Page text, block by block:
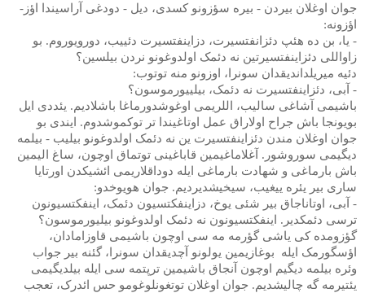
جوان اوغلان بیردن - بیره سؤزونو کسدی، دیل - دودغی آراسیندا اؤز-
اؤزونه:
- یا، بن ده هئپ دئزانفتسیرت، دزاینفتسیرت دئییب، دورویوروم. بو
زاواللی دئزاینفتسیرتین نه دئمک اولدوغونو نردن بیلسین؟
دئیه میریلداندیقدان سونرا، اوزونو منه توتوب:
- آبی، دئزاینفتسیرت نه دئمک، بیلییورموسون؟
باشیمی آشاغی سالیب، اللریمی اوغوشدورماغا باشلادیم. یئددی ایل
بویونجا باش جراح اولاراق عمل اوتاغیندا تر توکموشدوم. ایندی بو
جوان اوغلان مندن دئزاینفتسیرت ین نه دئمک اولدوغونو بیلیب - بیلمه
دیگیمی سوروشور. آغلاماغیمین قاباغینی توتماق اوچون، ساغ الیمین
باش بارماغی و شهادت بارماغی ایله دوداقلاریمی ائشیکدن اورتایا
ساری بیر یئره ییغیب، سیخیشدیردیم. جوان هویوخدو:
- آبی، اوتاناجاق بیر شئی یوخ، دزاینفکتسیون دئمک، اینفکتسیونون
ترسی دئمکدیر. اینفکتسیونون نه دئمک اولدوغونو بیلیورموسون؟
گؤزومده کی یاشی گؤرمه مه سی اوچون باشیمی قاوزامادان،
اؤسگورمک ایله
بوغازیمین یولونو آچدیقدان سونرا، گئنه بیر جواب
وئره بیلمه دیگیم اوچون آنجاق باشیمین ترپتمه سی ایله بیلدیگیمی
یئتیرمه گه چالیشدیم. جوان اوغلان توتغونلوغومو حس ائدرک، تعجب